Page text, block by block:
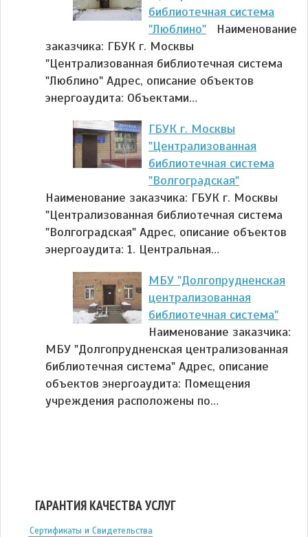
библиотечная система
"Люблино" Наименование
заказчика: ГБУК г. Москвы
"Централизованная библиотечная система
"Люблино" Адрес, описание объектов
энергоаудита: Объектами…
ГБУК г. Москвы
"Централизованная
библиотечная система
"Волгоградская"
Наименование заказчика: ГБУК г. Москвы
"Централизованная библиотечная система
"Волгоградская" Адрес, описание объектов
энергоаудита: 1. Центральная…
МБУ "Долгопрудненская
централизованная
библиотечная система"
Наименование заказчика:
МБУ "Долгопрудненская централизованная
библиотечная система" Адрес, описание
объектов энергоаудита: Помещения
учреждения расположены по…
ГАРАНТИЯ КАЧЕСТВА УСЛУГ
Сертификаты и Свидетельства